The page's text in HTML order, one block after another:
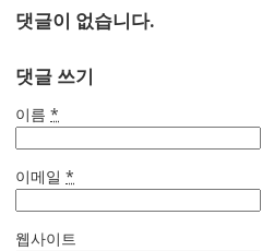
댓글이 없습니다.
댓글 쓰기
이름 *
이메일 *
웹사이트